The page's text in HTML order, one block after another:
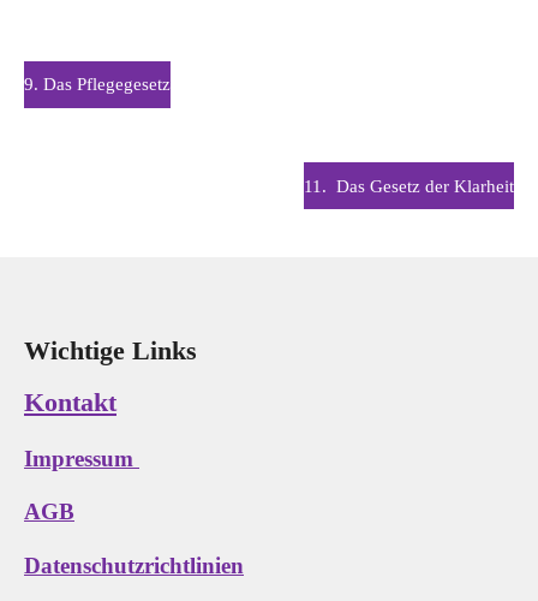
9. Das Pflegegesetz
11. Das Gesetz der Klarheit
Wichtige Links
Kontakt
Impressum
AGB
Datenschutzrichtlinien